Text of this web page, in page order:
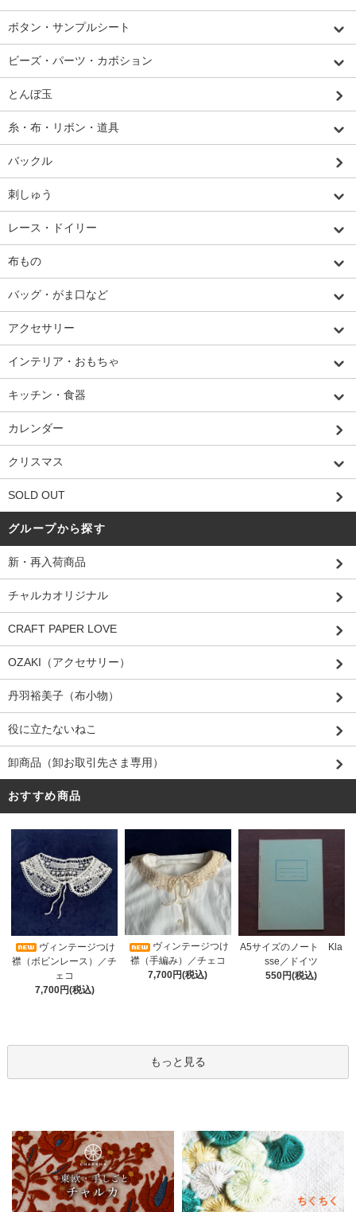
ボタン・サンプルシート
ビーズ・パーツ・カボション
とんぼ玉
糸・布・リボン・道具
バックル
刺しゅう
レース・ドイリー
布もの
バッグ・がま口など
アクセサリー
インテリア・おもちゃ
キッチン・食器
カレンダー
クリスマス
SOLD OUT
グループから探す
新・再入荷商品
チャルカオリジナル
CRAFT PAPER LOVE
OZAKI（アクセサリー）
丹羽裕美子（布小物）
役に立たないねこ
卸商品（卸お取引先さま専用）
おすすめ商品
ヴィンテージつけ
襟（ボビンレース）／チ
ェコ
7,700円(税込)
ヴィンテージつけ
襟（手編み）／チェコ
7,700円(税込)
A5サイズのノート Kla
sse／ドイツ
550円(税込)
もっと見る